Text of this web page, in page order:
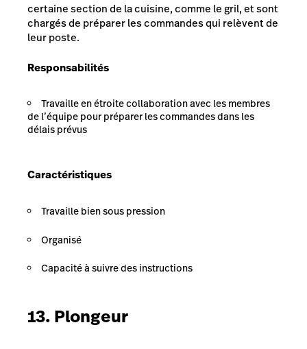
certaine section de la cuisine, comme le gril, et sont
chargés de préparer les commandes qui relèvent de
leur poste.
Responsabilités
Travaille en étroite collaboration avec les membres
de l’équipe pour préparer les commandes dans les
délais prévus
Caractéristiques
Travaille bien sous pression
Organisé
Capacité à suivre des instructions
13. Plongeur